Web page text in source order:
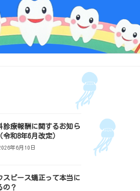
診療報酬に関するお知ら
令和8年6月改定）
年6月10日
スピース矯正って本当に
の？